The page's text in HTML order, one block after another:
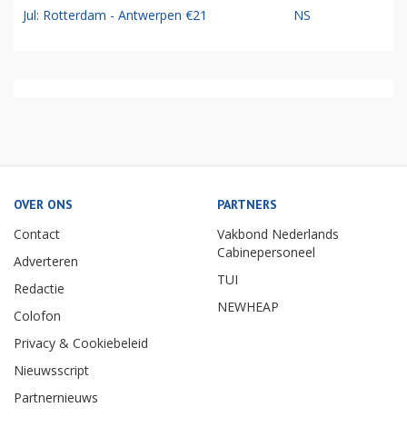
Jul: Rotterdam - Antwerpen €21 NS
OVER ONS
Contact
Adverteren
Redactie
Colofon
Privacy & Cookiebeleid
Nieuwsscript
Partnernieuws
PARTNERS
Vakbond Nederlands
Cabinepersoneel
TUI
NEWHEAP